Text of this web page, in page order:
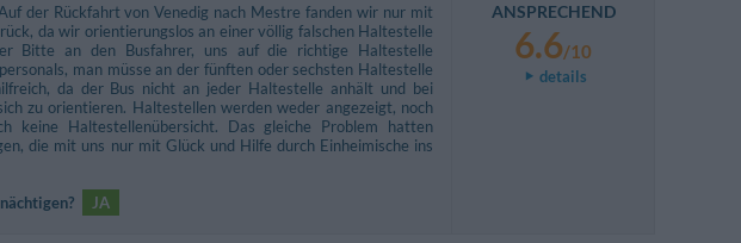
der Rückfahrt von Venedig nach Mestre fanden wir nur mit
da wir orientierungslos an einer völlig falschen Haltestelle
Bitte an den Busfahrer, uns auf die richtige Haltestelle
man müsse an der fünften oder sechsten Haltestelle
da der Bus nicht an jeder Haltestelle anhält und bei
zu orientieren. Haltestellen werden weder angezeigt, noch
keine Haltestellenübersicht. Das gleiche Problem hatten
die mit uns nur mit Glück und Hilfe durch Einheimische ins
JA
ANSPRECHEND
6.6/10
details